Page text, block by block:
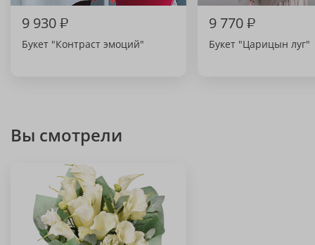
9 930₽
Букет "Контраст эмоций"
9 770₽
Букет "Царицын луг"
Вы смотрели